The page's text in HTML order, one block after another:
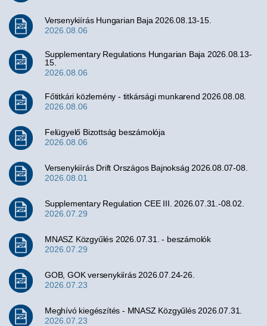
Versenykiírás Hungarian Baja 2026.08.13-15.
2026.08.06
Supplementary Regulations Hungarian Baja 2026.08.13-
15.
2026.08.06
Főtitkári közlemény - titkársági munkarend 2026.08.08.
2026.08.06
Felügyelő Bizottság beszámolója
2026.08.06
Versenykiírás Drift Országos Bajnokság 2026.08.07-08.
2026.08.01
Supplementary Regulation CEE III. 2026.07.31.-08.02.
2026.07.29
MNASZ Közgyűlés 2026.07.31. - beszámolók
2026.07.29
GOB, GOK versenykiírás 2026.07.24-26.
2026.07.23
Meghívó kiegészítés - MNASZ Közgyűlés 2026.07.31.
2026.07.23